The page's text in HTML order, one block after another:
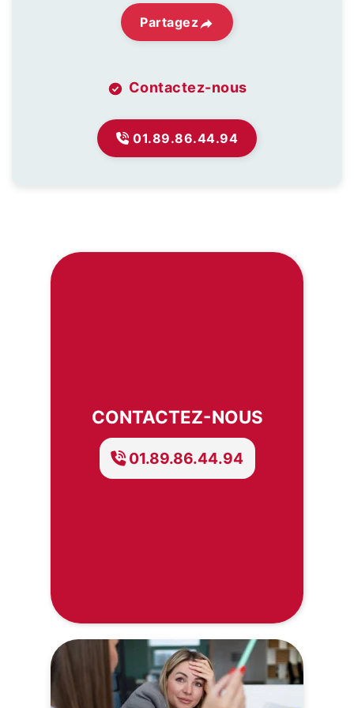
Partagez
Contactez-nous
01.89.86.44.94
CONTACTEZ-NOUS
01.89.86.44.94